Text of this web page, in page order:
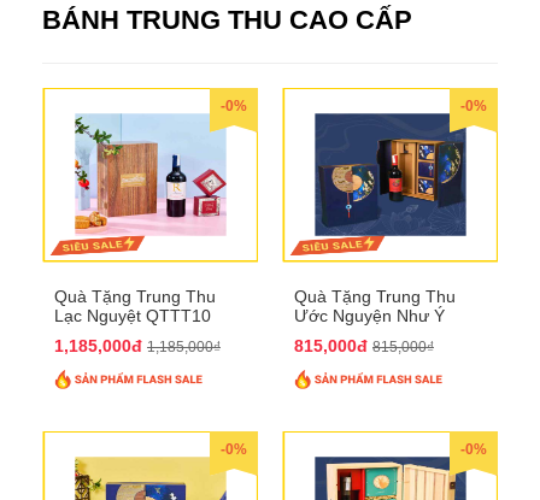
BÁNH TRUNG THU CAO CẤP
-0%
Quà Tặng Trung Thu
Lạc Nguyệt QTTT10
1,185,000đ 1,185,000₫
-0%
Quà Tặng Trung Thu
Ước Nguyện Như Ý
815,000đ 815,000₫
-0% -0%